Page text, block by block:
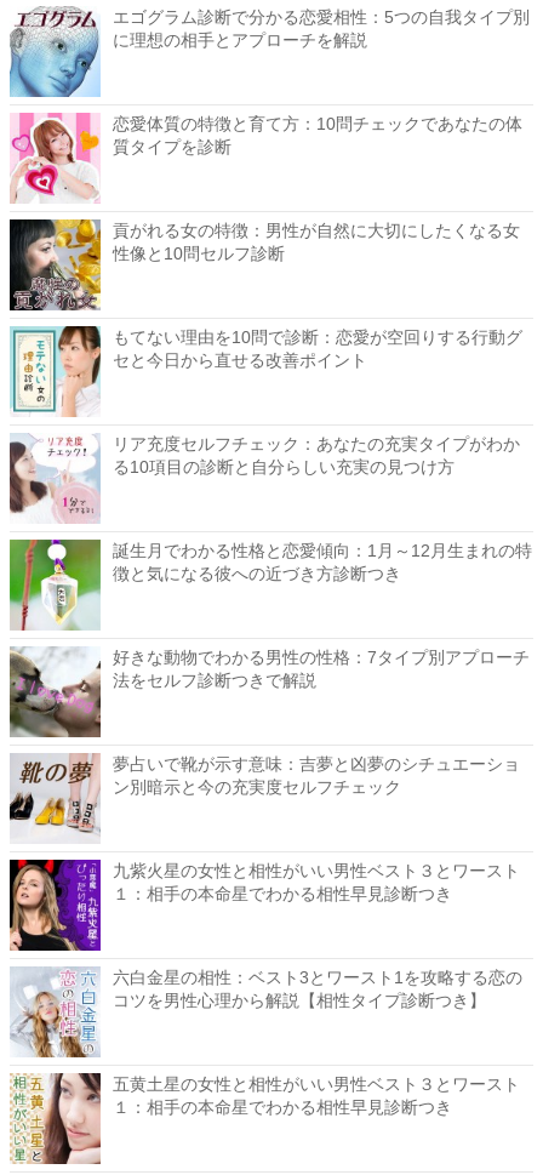
エゴグラム診断で分かる恋愛相性：5つの自我タイプ別
に理想の相手とアプローチを解説
恋愛体質の特徴と育て方：10問チェックであなたの体
質タイプを診断
貢がれる女の特徴：男性が自然に大切にしたくなる女
性像と10問セルフ診断
もてない理由を10問で診断：恋愛が空回りする行動グ
セと今日から直せる改善ポイント
リア充度セルフチェック：あなたの充実タイプがわか
る10項目の診断と自分らしい充実の見つけ方
誕生月でわかる性格と恋愛傾向：1月～12月生まれの特
徴と気になる彼への近づき方診断つき
好きな動物でわかる男性の性格：7タイプ別アプローチ
法をセルフ診断つきで解説
夢占いで靴が示す意味：吉夢と凶夢のシチュエーショ
ン別暗示と今の充実度セルフチェック
九紫火星の女性と相性がいい男性ベスト３とワースト
１：相手の本命星でわかる相性早見診断つき
六白金星の相性：ベスト3とワースト1を攻略する恋の
コツを男性心理から解説【相性タイプ診断つき】
五黄土星の女性と相性がいい男性ベスト３とワースト
１：相手の本命星でわかる相性早見診断つき